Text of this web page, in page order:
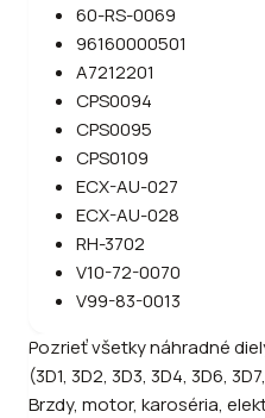
60-RS-0069
96160000501
A7212201
CPS0094
CPS0095
CPS0109
ECX-AU-027
ECX-AU-028
RH-3702
V10-72-0070
V99-83-0013
Pozrieť všetky náhradné
(3D1, 3D2, 3D3, 3D4, 3D6,
Brzdy, motor, karoséria,